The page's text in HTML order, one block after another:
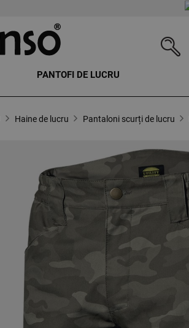
PANTOFI DE LUCRU
Haine de lucru Pantaloni scurți de lucru